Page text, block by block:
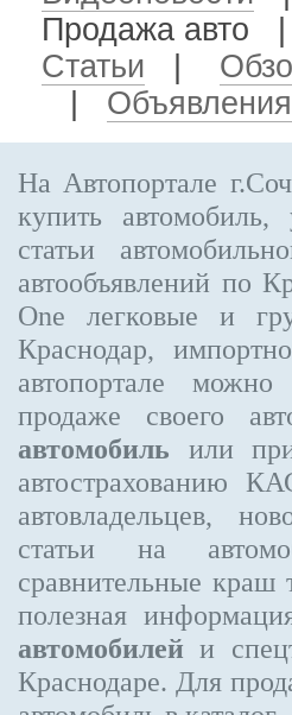
Продажа авто
Статьи
На Автопортале
купить автомобиль,
статьи
автообъявлений по
One легковые и
Краснодар,
автопортале
продаже своего
автомобиль или
автовладельцев,
статьи на
сравнительные краш
полезная
автомобилей и
Краснодаре. Для